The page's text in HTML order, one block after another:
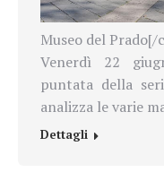
Museo del
Venerdì 22
puntata della
analizza le varie
Dettagli